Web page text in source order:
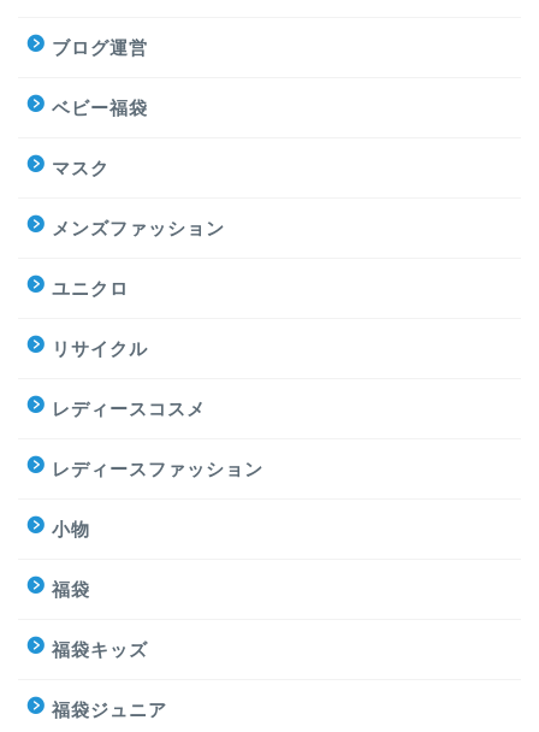
ブログ運営
ベビー福袋
マスク
メンズファッション
ユニクロ
リサイクル
レディースコスメ
レディースファッション
小物
福袋
福袋キッズ
福袋ジュニア